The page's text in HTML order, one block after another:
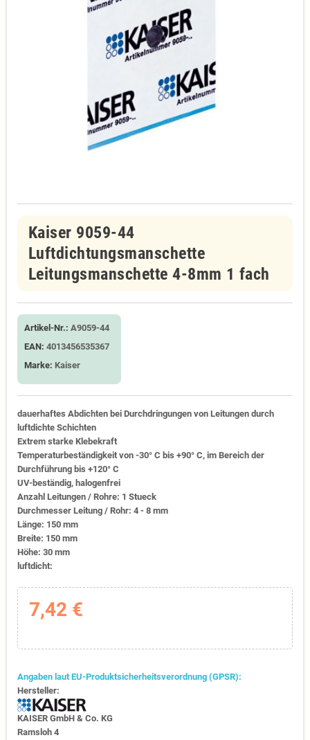
Kaiser 9059-44
Luftdichtungsmanschette
Leitungsmanschette 4-8mm 1 fach
Artikel-Nr.: A9059-44
EAN: 4013456535367
Marke: Kaiser
dauerhaftes Abdichten bei Durchdringungen von Leitungen durch
luftdichte Schichten
Extrem starke Klebekraft
Temperaturbeständigkeit von -30° C bis +90° C, im Bereich der
Durchführung bis +120° C
UV-beständig, halogenfrei
Anzahl Leitungen / Rohre: 1 Stueck
Durchmesser Leitung / Rohr: 4 - 8 mm
Länge: 150 mm
Breite: 150 mm
Höhe: 30 mm
luftdicht:
7,42 €
Angaben laut EU-Produktsicherheitsverordnung (GPSR):
Hersteller:
KAISER GmbH & Co. KG
Ramsloh 4